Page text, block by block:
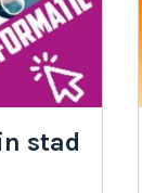
stad